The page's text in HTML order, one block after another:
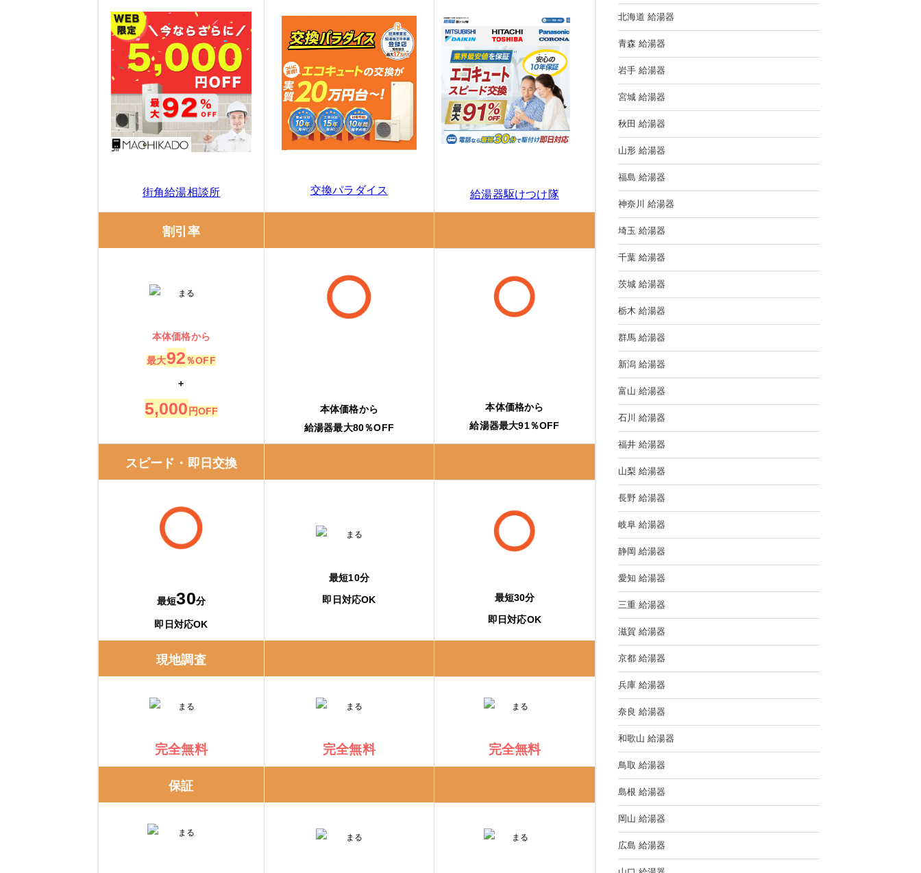
「エコ救 from おうちのアラート」の特徴
「エコ救 from おうちのアラート」の口コミ
11/30までのスペシャルセール！10,000円割引を実施中
きゅっと
湯ドクターの特徴
湯ドクターの口コミ
大問屋の特徴
交換できるくんの特徴
ガスペック
ガスペックの特徴
エコキュート交換の窓口の特徴
住設ジャパン株式会社
街角給湯相談所 交換パラダイス 給湯器駆けつけ隊
割引率
本体価格から
最大92％OFF
+
5,000円OFF
本体価格から
給湯器最大80％OFF
本体価格から
給湯器最大91％OFF
スピード・即日交換
最短30分
即日対応OK
最短10分
即日対応OK
最短30分
即日対応OK
現地調査
完全無料 完全無料 完全無料
保証
北海道 給湯器
青森 給湯器
岩手 給湯器
宮城 給湯器
秋田 給湯器
山形 給湯器
福島 給湯器
神奈川 給湯器
埼玉 給湯器
千葉 給湯器
茨城 給湯器
栃木 給湯器
群馬 給湯器
新潟 給湯器
富山 給湯器
石川 給湯器
福井 給湯器
山梨 給湯器
長野 給湯器
岐阜 給湯器
静岡 給湯器
愛知 給湯器
三重 給湯器
滋賀 給湯器
京都 給湯器
兵庫 給湯器
奈良 給湯器
和歌山 給湯器
鳥取 給湯器
島根 給湯器
岡山 給湯器
広島 給湯器